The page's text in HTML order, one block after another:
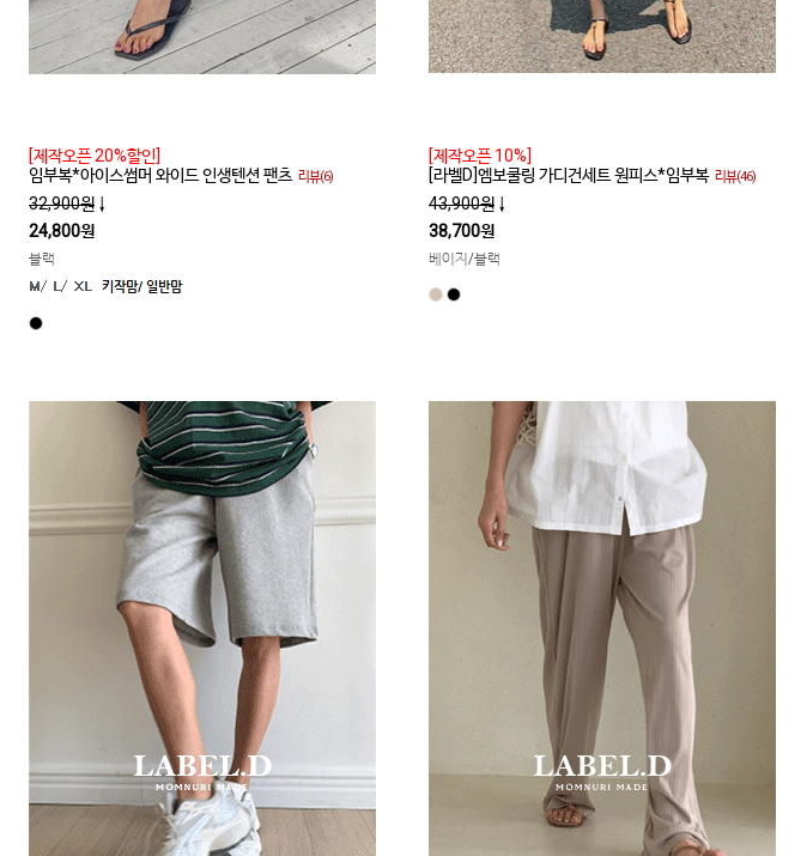
[제작오픈 20%할인]
임부복*아이스썸머 와이드 인생텐션 팬츠 리뷰(6)
32,900원 ↓
24,800원
블랙
[제작오픈 10%]
[라벨D]엠보쿨링 가디건세트 원피스*임부복 리뷰(46)
43,900원 ↓
38,700원
베이지/블랙